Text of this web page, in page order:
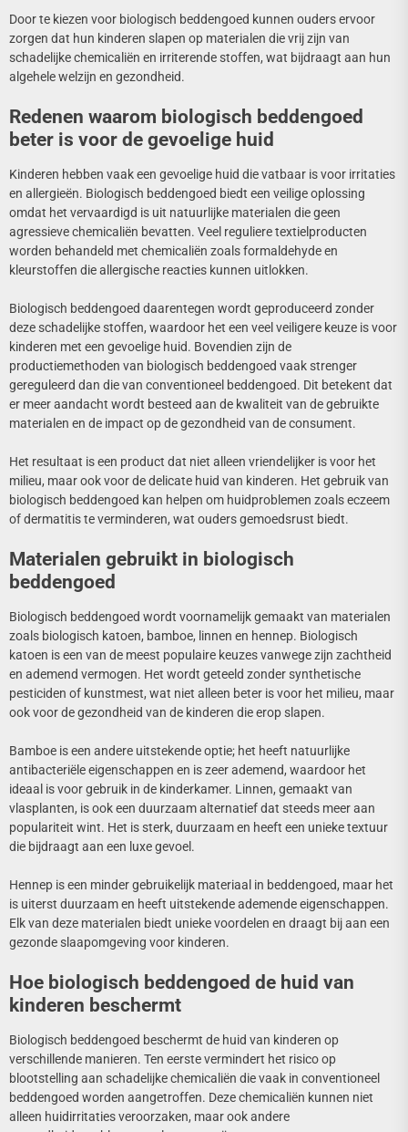
Door te kiezen voor biologisch beddengoed kunnen ouders ervoor
zorgen dat hun kinderen slapen op materialen die vrij zijn van
schadelijke chemicaliën en irriterende stoffen, wat bijdraagt aan hun
algehele welzijn en gezondheid.
Redenen waarom biologisch beddengoed
beter is voor de gevoelige huid
Kinderen hebben vaak een gevoelige huid die vatbaar is voor irritaties
en allergieën. Biologisch beddengoed biedt een veilige oplossing
omdat het vervaardigd is uit natuurlijke materialen die geen
agressieve chemicaliën bevatten. Veel reguliere textielproducten
worden behandeld met chemicaliën zoals formaldehyde en
kleurstoffen die allergische reacties kunnen uitlokken.
Biologisch beddengoed daarentegen wordt geproduceerd zonder
deze schadelijke stoffen, waardoor het een veel veiligere keuze is voor
kinderen met een gevoelige huid. Bovendien zijn de
productiemethoden van biologisch beddengoed vaak strenger
gereguleerd dan die van conventioneel beddengoed. Dit betekent dat
er meer aandacht wordt besteed aan de kwaliteit van de gebruikte
materialen en de impact op de gezondheid van de consument.
Het resultaat is een product dat niet alleen vriendelijker is voor het
milieu, maar ook voor de delicate huid van kinderen. Het gebruik van
biologisch beddengoed kan helpen om huidproblemen zoals eczeem
of dermatitis te verminderen, wat ouders gemoedsrust biedt.
Materialen gebruikt in biologisch
beddengoed
Biologisch beddengoed wordt voornamelijk gemaakt van materialen
zoals biologisch katoen, bamboe, linnen en hennep. Biologisch
katoen is een van de meest populaire keuzes vanwege zijn zachtheid
en ademend vermogen. Het wordt geteeld zonder synthetische
pesticiden of kunstmest, wat niet alleen beter is voor het milieu, maar
ook voor de gezondheid van de kinderen die erop slapen.
Bamboe is een andere uitstekende optie; het heeft natuurlijke
antibacteriële eigenschappen en is zeer ademend, waardoor het
ideaal is voor gebruik in de kinderkamer. Linnen, gemaakt van
vlasplanten, is ook een duurzaam alternatief dat steeds meer aan
populariteit wint. Het is sterk, duurzaam en heeft een unieke textuur
die bijdraagt aan een luxe gevoel.
Hennep is een minder gebruikelijk materiaal in beddengoed, maar het
is uiterst duurzaam en heeft uitstekende ademende eigenschappen.
Elk van deze materialen biedt unieke voordelen en draagt bij aan een
gezonde slaapomgeving voor kinderen.
Hoe biologisch beddengoed de huid van
kinderen beschermt
Biologisch beddengoed beschermt de huid van kinderen op
verschillende manieren. Ten eerste vermindert het risico op
blootstelling aan schadelijke chemicaliën die vaak in conventioneel
beddengoed worden aangetroffen. Deze chemicaliën kunnen niet
alleen huidirritaties veroorzaken, maar ook andere